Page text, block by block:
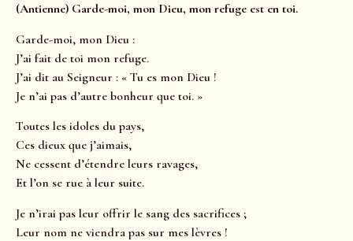
(Antienne) Garde-moi, mon Dieu, mon refuge est en toi.
Garde-moi, mon Dieu :
J’ai fait de toi mon refuge.
J’ai dit au Seigneur : « Tu es mon Dieu !
Je n’ai pas d’autre bonheur que toi. »
Toutes les idoles du pays,
Ces dieux que j’aimais,
Ne cessent d’étendre leurs ravages,
Et l’on se rue à leur suite.
Je n’irai pas leur offrir le sang des sacrifices ;
Leur nom ne viendra pas sur mes lèvres !